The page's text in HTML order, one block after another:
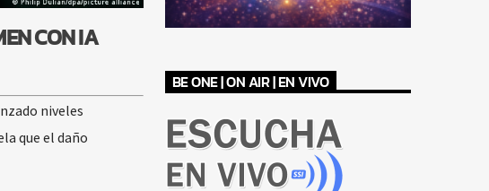
CON IA
niveles
que el daño
BE ONE | ON AIR | EN VIVO